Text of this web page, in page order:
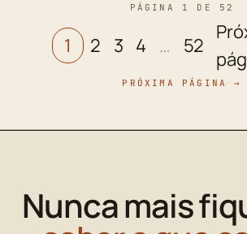
PÁGINA 1 DE 52
1 2 3 4 … 52
PRÓXIMA PÁGINA →
Nunca mais